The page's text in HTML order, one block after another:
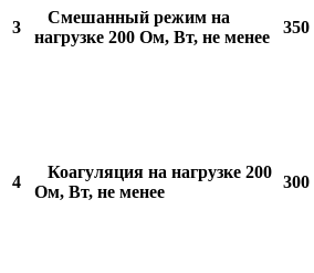
3
Смешанный режим на
нагрузке 200 Ом, Вт, не менее
350
4
Коагуляция на нагрузке 200
Ом, Вт, не менее
300